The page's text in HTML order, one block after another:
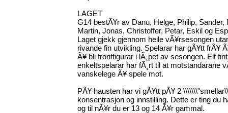
LAGET
G14 bestÃ¥r av Danu, Helge, Philip,
Martin, Jonas, Christoffer, Petar, Eskil og
Laget gjekk gjennom heile vÃ¥rsesongen
rivande fin utvikling. Spelarar har gÃ¥tt frÃ¥
Ã¥ bli frontfigurar i lÃ¸pet av sesongen. Eit
enkeltspelarar har fÃ¸rt til at motstandarane
vanskelege Ã¥ spele mot.
PÃ¥ hausten har vi gÃ¥tt pÃ¥ 2
konsentrasjon og innstilling. Dette er ting du
og til nÃ¥r du er 13 og 14 Ã¥r gammal.